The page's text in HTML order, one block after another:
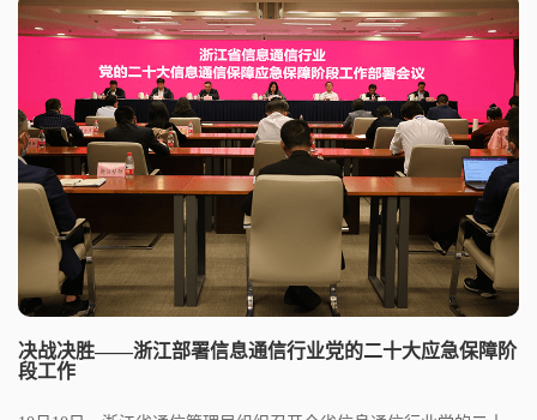
决战决胜——浙江部署信息通信行业党的二十大应急保障阶
段工作